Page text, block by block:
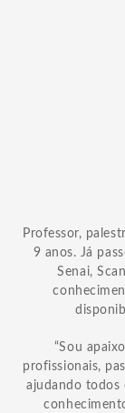
Professor,
9 anos. Já
Senai,
“Sou
profissionais,
ajudando todos